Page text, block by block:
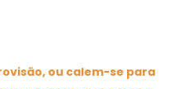
ou calem-se para